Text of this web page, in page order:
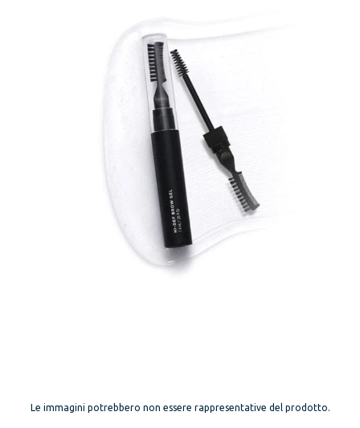
Le immagini potrebbero non essere rappresentative del prodotto.